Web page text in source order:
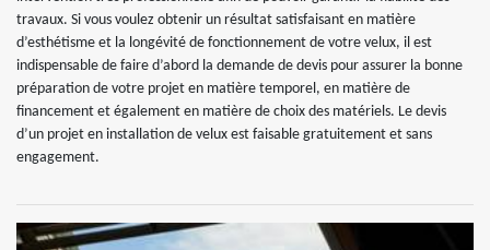
travaux. Si vous voulez obtenir un résultat satisfaisant en matière
d’esthétisme et la longévité de fonctionnement de votre velux, il est
indispensable de faire d’abord la demande de devis pour assurer la bonne
préparation de votre projet en matière temporel, en matière de
financement et également en matière de choix des matériels. Le devis
d’un projet en installation de velux est faisable gratuitement et sans
engagement.